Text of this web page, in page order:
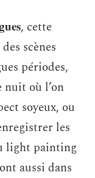
, cette
scènes
périodes,
nuit où l’on
soyeux, ou
les
light painting
aussi dans